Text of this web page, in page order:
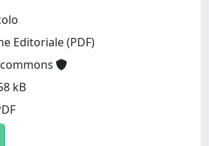
Editoriale (PDF)
kB